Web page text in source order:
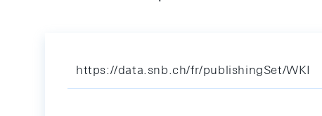
https://data.snb.ch/fr/publishingSet/WKI